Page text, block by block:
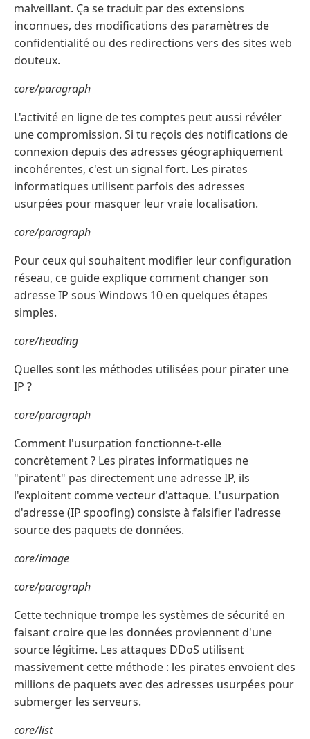
malveillant. Ça se traduit par des extensions
inconnues, des modifications des paramètres de
confidentialité ou des redirections vers des sites web
douteux.
core/paragraph
L'activité en ligne de tes comptes peut aussi révéler
une compromission. Si tu reçois des notifications de
connexion depuis des adresses géographiquement
incohérentes, c'est un signal fort. Les pirates
informatiques utilisent parfois des adresses
usurpées pour masquer leur vraie localisation.
core/paragraph
Pour ceux qui souhaitent modifier leur configuration
réseau, ce guide explique comment changer son
adresse IP sous Windows 10 en quelques étapes
simples.
core/heading
Quelles sont les méthodes utilisées pour pirater une
IP ?
core/paragraph
Comment l'usurpation fonctionne-t-elle
concrètement ? Les pirates informatiques ne
"piratent" pas directement une adresse IP, ils
l'exploitent comme vecteur d'attaque. L'usurpation
d'adresse (IP spoofing) consiste à falsifier l'adresse
source des paquets de données.
core/image
core/paragraph
Cette technique trompe les systèmes de sécurité en
faisant croire que les données proviennent d'une
source légitime. Les attaques DDoS utilisent
massivement cette méthode : les pirates envoient des
millions de paquets avec des adresses usurpées pour
submerger les serveurs.
core/list